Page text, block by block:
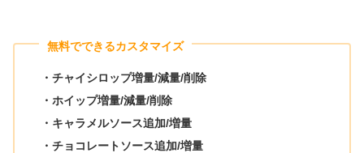
無料でできるカスタマイズ
・チャイシロップ増量/減量/削除
・ホイップ増量/減量/削除
・キャラメルソース追加/増量
・チョコレートソース追加/増量